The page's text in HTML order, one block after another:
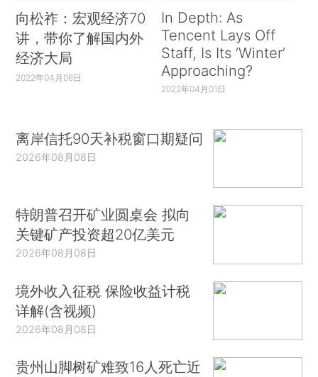
向松祚：宏观经济70
讲，带你了解国内外
经济大局
2022年04月06日
In Depth: As
Tencent Lays Off
Staff, Is Its ‘Winter’
Approaching?
2022年04月01日
离岸信托90天补税窗口期疑问
2026年08月08日
特朗普召开矿业圆桌会 拟向
关键矿产投资超20亿美元
2026年08月08日
境外收入征税 保险收益计税
详解(含视频)
2026年08月08日
贵州山脚树矿难致16人死亡近